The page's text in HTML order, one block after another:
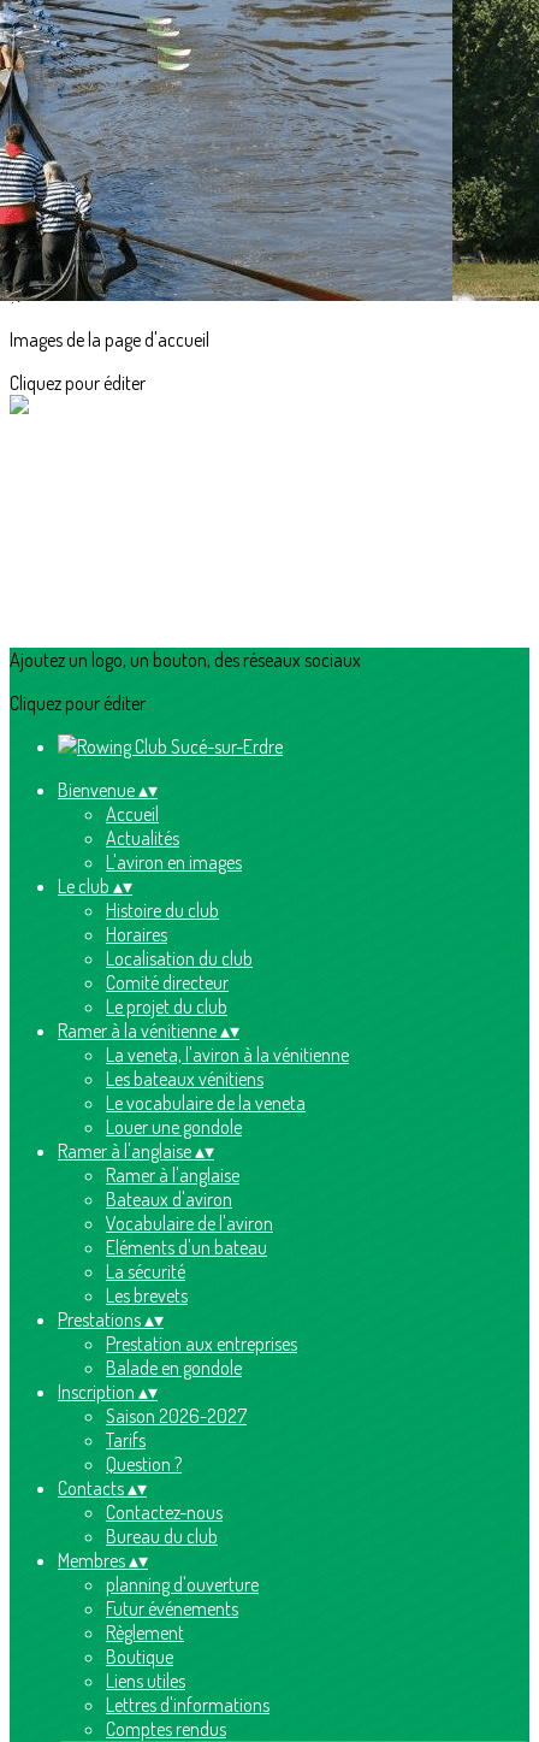
Exporter les lignes sélectionnées
Exporter toutes les colonnes
Exporter uniquement les colonnes affichées
Menu
<
>
Accueil
Actualités
L'aviron en images
?>
Images de la page d'accueil
Cliquez pour éditer
Ajoutez un logo, un bouton, des réseaux sociaux
Cliquez pour éditer
Bienvenue▴▾
Accueil
Actualités
L'aviron en images
Le club ▴▾
Histoire du club
Horaires
Localisation du club
Comité directeur
Le projet du club
Ramer à la vénitienne▴▾
La veneta, l'aviron à la vénitienne
Les bateaux vénitiens
Le vocabulaire de la veneta
Louer une gondole
Ramer à l'anglaise▴▾
Ramer à l'anglaise
Bateaux d'aviron
Vocabulaire de l'aviron
Eléments d'un bateau
La sécurité
Les brevets
Prestations▴▾
Prestation aux entreprises
Balade en gondole
Inscription ▴▾
Saison 2026-2027
Tarifs
Question ?
Contacts▴▾
Contactez-nous
Bureau du club
Membres▴▾
planning d'ouverture
Futur événements
Règlement
Boutique
Liens utiles
Lettres d'informations
Comptes rendus